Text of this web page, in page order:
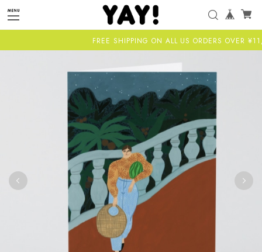
FREE SHIPPING ON ALL US ORDERS OVER